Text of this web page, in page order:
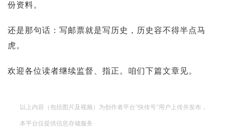
份资料。
还是那句话：写邮票就是写历史，历史容不得半点马
虎。
欢迎各位读者继续监督、指正。咱们下篇文章见。
以上内容（包括图片及视频）为创作者平台"快传号"用户上传并发布，
本平台仅提供信息存储服务